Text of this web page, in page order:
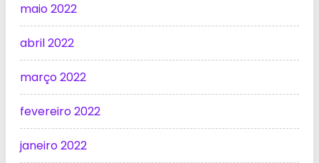
maio 2022
abril 2022
março 2022
fevereiro 2022
janeiro 2022